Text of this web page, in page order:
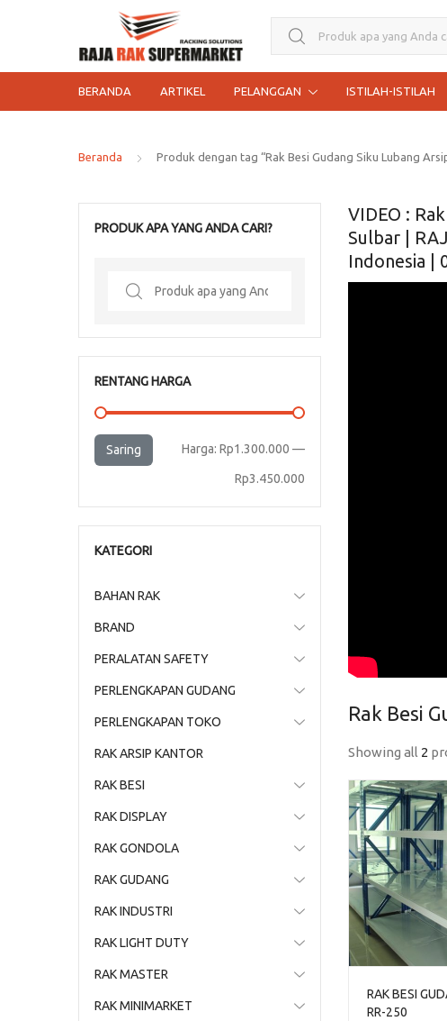
Search for:
BERANDA ARTIKEL PELANGGAN ISTILAH-ISTILAH
Beranda Produk dengan tag “Rak Besi Gudang Siku Lubang
VIDEO :
Sulbar |
Indonesia |
Rak Besi
Showing all 2
RAK BESI
RR-250
PRODUK APA YANG ANDA CARI?
Search
RENTANG HARGA
Harga
Harga
Saring Harga: Rp1.300.000 —
Rp3.450.000
KATEGORI
BAHAN RAK
BRAND
PERALATAN SAFETY
PERLENGKAPAN GUDANG
PERLENGKAPAN TOKO
RAK ARSIP KANTOR
RAK BESI
RAK DISPLAY
RAK GONDOLA
RAK GUDANG
RAK INDUSTRI
RAK LIGHT DUTY
RAK MASTER
RAK MINIMARKET